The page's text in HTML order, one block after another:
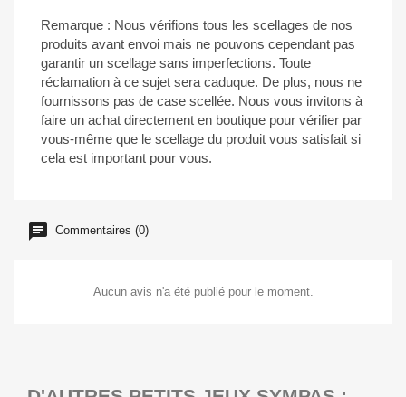
Remarque : Nous vérifions tous les scellages de nos
produits avant envoi mais ne pouvons cependant pas
garantir un scellage sans imperfections. Toute
réclamation à ce sujet sera caduque. De plus, nous ne
fournissons pas de case scellée. Nous vous invitons à
faire un achat directement en boutique pour vérifier par
vous-même que le scellage du produit vous satisfait si
cela est important pour vous.
Commentaires (0)
Aucun avis n'a été publié pour le moment.